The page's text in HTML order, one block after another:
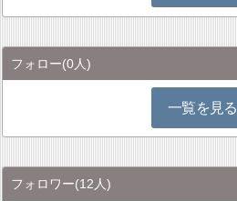
フォロー(0人)
一覧を見る
フォロワー(12人)